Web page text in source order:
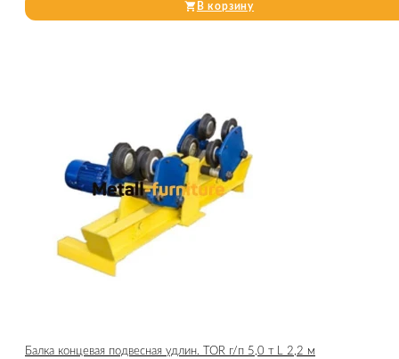
В корзину
Балка концевая подвесная удлин. TOR г/п 5,0 т L 2,2 м